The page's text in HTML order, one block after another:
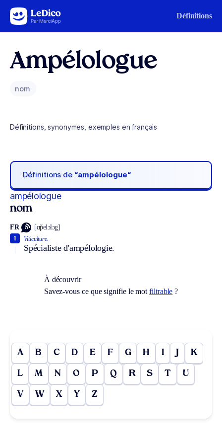
Aller au contenu Définitions
Ampélologue
nom
Définitions, synonymes, exemples en français
Définitions de “ampélologue“
ampélologue
nom
FR [ɑ̃pelɔlɔg]
Viticulture.
Spécialiste d'ampélologie.
1
À découvrir
Savez-vous ce que signifie le motfiltrable ?
A B C D E F G H I J K
L M N O P Q R S T U
V W X Y Z